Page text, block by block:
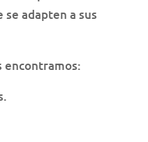
adapten a sus
encontramos: